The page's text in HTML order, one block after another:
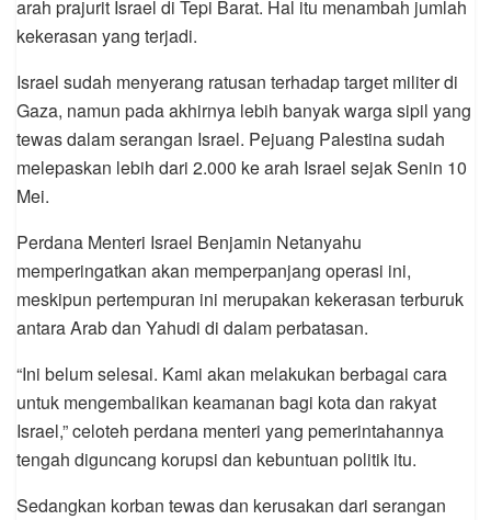
arah prajurit Israel di Tepi Barat. Hal itu menambah jumlah
kekerasan yang terjadi.
Israel sudah menyerang ratusan terhadap target militer di
Gaza, namun pada akhirnya lebih banyak warga sipil yang
tewas dalam serangan Israel. Pejuang Palestina sudah
melepaskan lebih dari 2.000 ke arah Israel sejak Senin 10
Mei.
Perdana Menteri Israel Benjamin Netanyahu
memperingatkan akan memperpanjang operasi ini,
meskipun pertempuran ini merupakan kekerasan terburuk
antara Arab dan Yahudi di dalam perbatasan.
“Ini belum selesai. Kami akan melakukan berbagai cara
untuk mengembalikan keamanan bagi kota dan rakyat
Israel,” celoteh perdana menteri yang pemerintahannya
tengah diguncang korupsi dan kebuntuan politik itu.
Sedangkan korban tewas dan kerusakan dari serangan